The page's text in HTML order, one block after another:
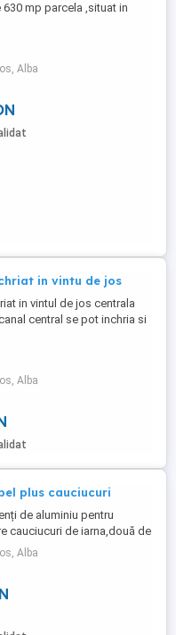
mp parcela ,situat in
Terenul se afla in
Alba
in vintu de jos
in vintul de jos centrala
central se pot inchria si
Alba
plus cauciucuri
de aluminiu pentru
cauciucuri de iarna,două de
65/15...,200lei bucata
Alba